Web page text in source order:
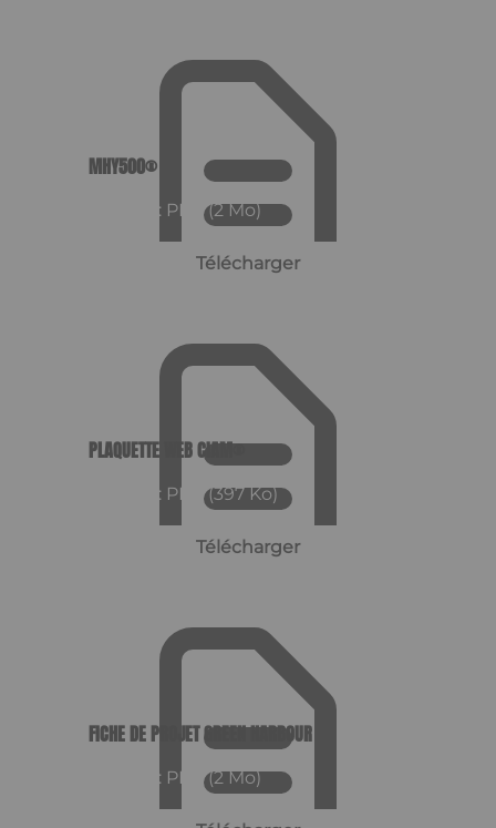
MHY500®
Format : PDF (2 Mo)
Télécharger
PLAQUETTE WEB CIAM®
Format : PDF (397 Ko)
Télécharger
FICHE DE PROJET GREEN HARBOUR
Format : PDF (2 Mo)